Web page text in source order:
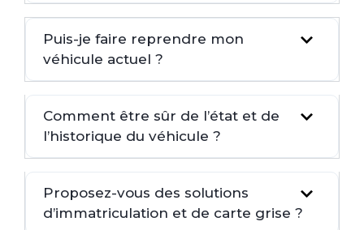
Puis-je faire reprendre mon
véhicule actuel ?
Comment être sûr de l’état et de
l’historique du véhicule ?
Proposez-vous des solutions
d’immatriculation et de carte grise ?